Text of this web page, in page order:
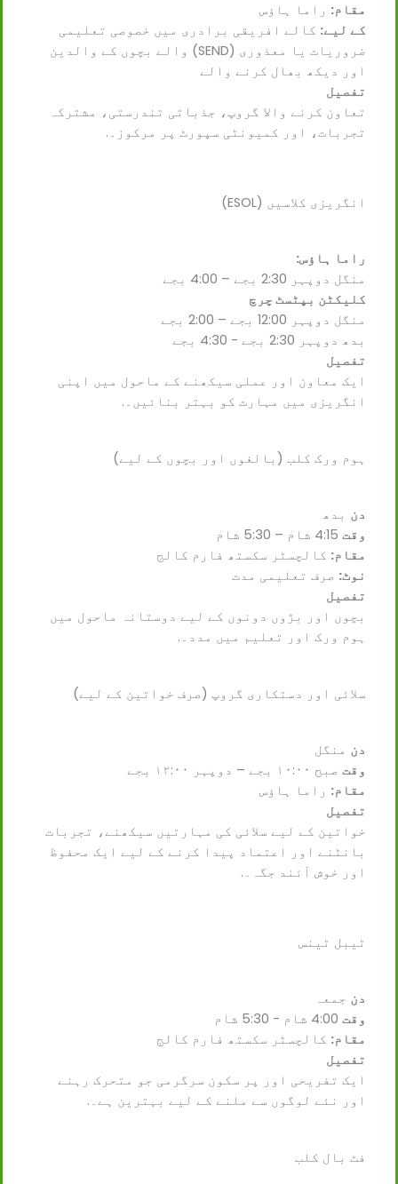
مقام: راما ہاؤس
کے لیے: کالے افریقی برادری میں خصوصی تعلیمی
ضروریات یا معذوری (SEND) والے بچوں کے والدین
اور دیکھ بھال کرنے والے
تفصیل
تعاون کرنے والا گروپ، جذباتی تندرستی، مشترکہ
تجربات، اور کمیونٹی سپورٹ پر مرکوز۔.
انگریزی کلاسیں (ESOL)
راما ہاؤس:
منگل دوپہر 2:30 بجے – 4:00 بجے
کلیکٹن بپٹسٹ چرچ
منگل دوپہر 12:00 بجے – 2:00 بجے
بدھ دوپہر 2:30 بجے - 4:30 بجے
تفصیل
ایک معاون اور عملی سیکھنے کے ماحول میں اپنی
انگریزی میں مہارت کو بہتر بنائیں۔.
ہوم ورک کلب (بالغوں اور بچوں کے لیے)
دن بدھ
وقت
مقام: کالچسٹر سکستھ فارم کالج
نوٹ: صرف تعلیمی مدت
تفصیل
بچوں اور بڑوں دونوں کے لیے دوستانہ ماحول میں
ہوم ورک اور تعلیم میں مدد۔.
سلائی اور دستکاری گروپ (صرف خواتین کے لیے)
دن منگل
وقت صبح ۱۰:۰۰ بجے – دوپہر ۱۲:۰۰ بجے
مقام: راما ہاؤس
تفصیل
خواتین کے لیے سلائی کی مہارتیں سیکھنے، تجربات
بانٹنے اور اعتماد پیدا کرنے کے لیے ایک محفوظ
اور خوش آئند جگہ۔.
ٹیبل ٹینس
دن جمعہ
وقت
مقام: کالچسٹر سکستھ فارم کالج
تفصیل
ایک تفریحی اور پر سکون سرگرمی جو متحرک رہنے
اور نئے لوگوں سے ملنے کے لیے بہترین ہے۔.
فٹ بال کلب